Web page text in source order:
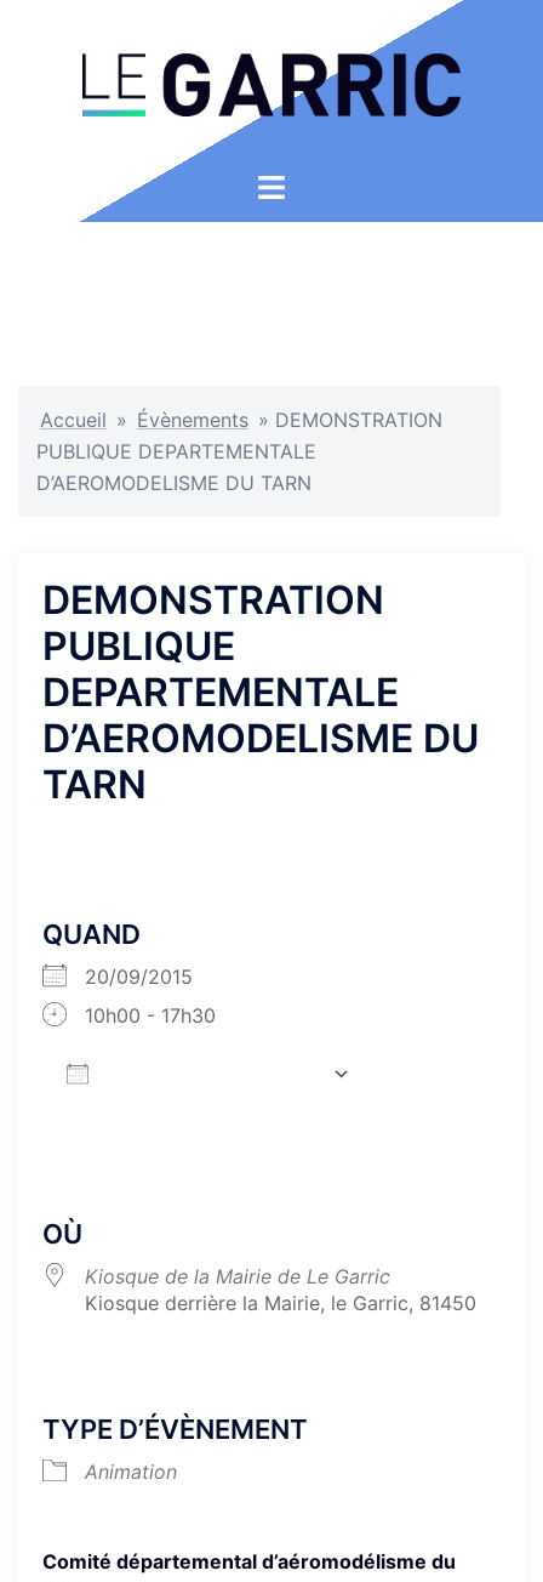
Ouvrir/fermer
Accueil » Évènements » DEMONSTRATION
PUBLIQUE DEPARTEMENTALE
D’AEROMODELISME DU TARN
DEMONSTRATION
PUBLIQUE
DEPARTEMENTALE
D’AEROMODELISME DU
TARN
QUAND
20/09/2015
10h00 - 17h30
OÙ
Kiosque de la Mairie de Le Garric
Kiosque derrière la Mairie, le Garric, 81450
TYPE D’ÉVÈNEMENT
Animation
Comité départemental d’aéromodélisme du